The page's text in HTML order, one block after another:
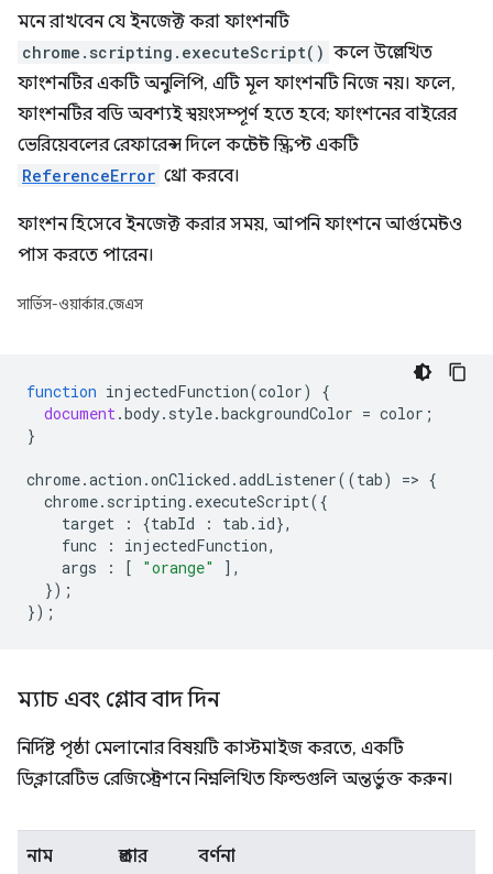
মনে রাখবেন যে ইনজেক্ট করা ফাংশনটি
chrome.scripting.executeScript() কলে উল্লেখিত
ফাংশনটির একটি অনুলিপি, এটি মূল ফাংশনটি নিজে নয়। ফলে,
ফাংশনটির বডি অবশ্যই স্বয়ংসম্পূর্ণ হতে হবে; ফাংশনের বাইরের
ভেরিয়েবলের রেফারেন্স দিলে কন্টেন্ট স্ক্রিপ্ট একটি
ReferenceError থ্রো করবে।
ফাংশন হিসেবে ইনজেক্ট করার সময়, আপনি ফাংশনে আর্গুমেন্টও
পাস করতে পারেন।
সার্ভিস-ওয়ার্কার.জেএস
function injectedFunction(color)
{
document.body. style.backgroundColor = color ;
}
chrome.action .onClicked .addListener((tab) => {
chrome. scripting . executeScript({
target
: {tabId : tab . id},
func
: injectedFunction,
args
: [ "orange"
],
});
});
ম্যাচ এবং গ্লোব বাদ দিন
নির্দিষ্ট পৃষ্ঠা মেলানোর বিষয়টি কাস্টমাইজ করতে, একটি
ডিক্লারেটিভ রেজিস্ট্রেশনে নিম্নলিখিত ফিল্ডগুলি অন্তর্ভুক্ত করুন।
নাম প্রকার বর্ণনা